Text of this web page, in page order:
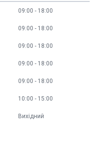
09:00 18:00
09:00 18:00
09:00 18:00
09:00 18:00
09:00 18:00
10:00 15:00
Вихідний